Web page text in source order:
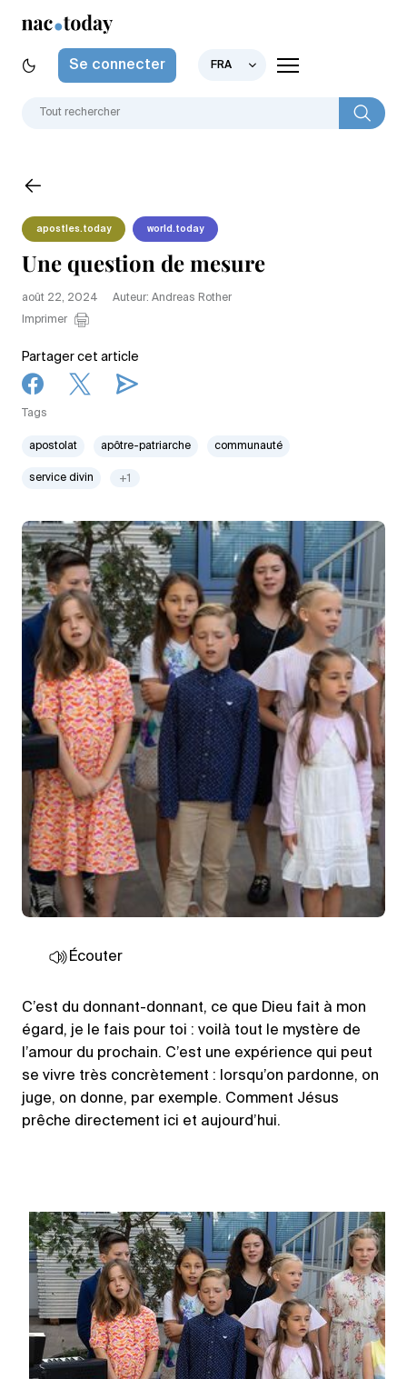
Se connecter FRA
apostles.today world.today
Une question de mesure
août 22, 2024
Auteur: Andreas Rother
Imprimer
Partager cet article
Tags
apostolat apôtre-patriarche communauté
service divin +1
Écouter
C’est du donnant-donnant, ce que Dieu fait à mon
égard, je le fais pour toi : voilà tout le mystère de
l’amour du prochain. C’est une expérience qui peut
se vivre très concrètement : lorsqu’on pardonne, on
juge, on donne, par exemple. Comment Jésus
prêche directement ici et aujourd’hui.